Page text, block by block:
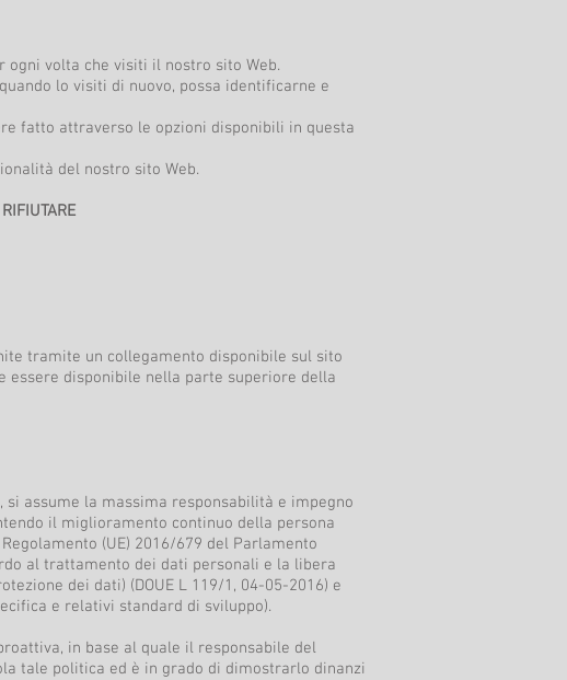
volta che visiti il nostro sito Web.
lo visiti di nuovo, possa identificarne e
fatto attraverso le opzioni disponibili in questa
del nostro sito Web.
tramite un collegamento disponibile sul sito
essere disponibile nella parte superiore della
si assume la massima responsabilità e impegno
il miglioramento continuo della persona
(UE) 2016/679 del Parlamento
al trattamento dei dati personali e la libera
dei dati) (DOUE L 119/1, 04-05-2016) e
e relativi standard di sviluppo).
in base al quale il responsabile del
tale politica ed è in grado di dimostrarlo dinanzi